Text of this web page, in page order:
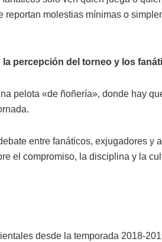
reportan molestias mínimas o
percepción del torneo y los
pelota «de ñoñería», donde hay
entre fanáticos, exjugadores y
el compromiso, la disciplina y la
desde la temporada 2018-